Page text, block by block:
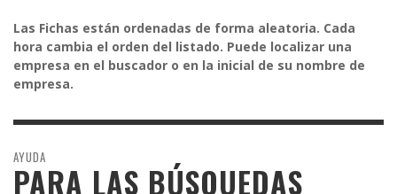
Las Fichas están ordenadas de forma aleatoria. Cada
hora cambia el orden del listado. Puede localizar una
empresa en el buscador o en la inicial de su nombre de
empresa.
AYUDA
PARA LAS BÚSQUEDAS